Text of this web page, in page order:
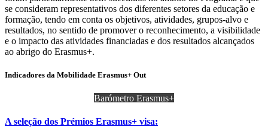
se consideram representativos dos diferentes setores da educação e
formação, tendo em conta os objetivos, atividades, grupos-alvo e
resultados, no sentido de promover o reconhecimento, a visibilidade
e o impacto das atividades financiadas e dos resultados alcançados
ao abrigo do Erasmus+.
Indicadores da Mobilidade Erasmus+ Out
Barómetro Erasmus+
A seleção dos Prémios Erasmus+ visa: